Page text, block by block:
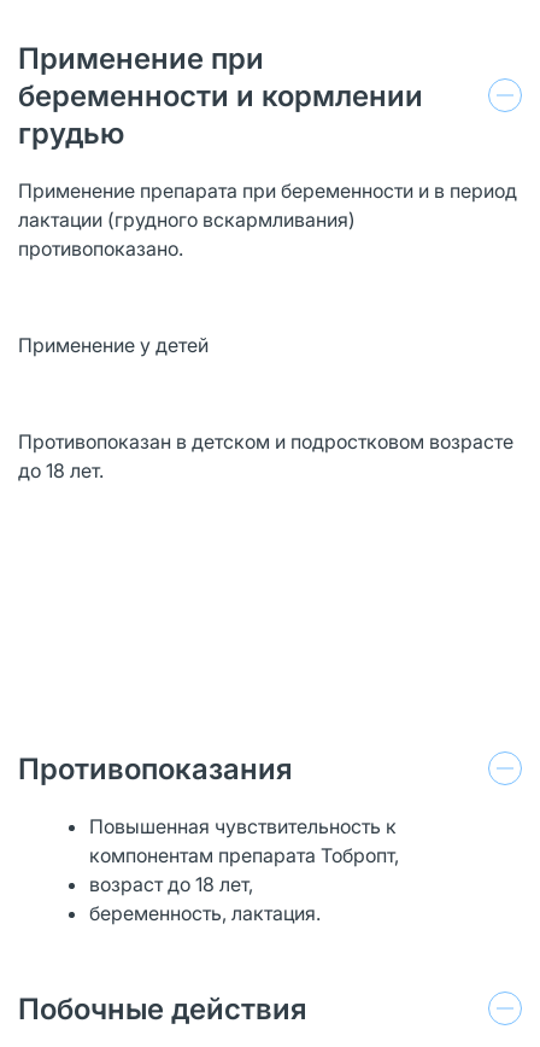
Применение при
беременности и кормлении
грудью
Применение препарата при беременности и в период
лактации (грудного вскармливания)
противопоказано.
Применение у детей
Противопоказан в детском и подростковом возрасте
до 18 лет.
Противопоказания
Повышенная чувствительность к
компонентам препарата Тобропт,
возраст до 18 лет,
беременность, лактация.
Побочные действия